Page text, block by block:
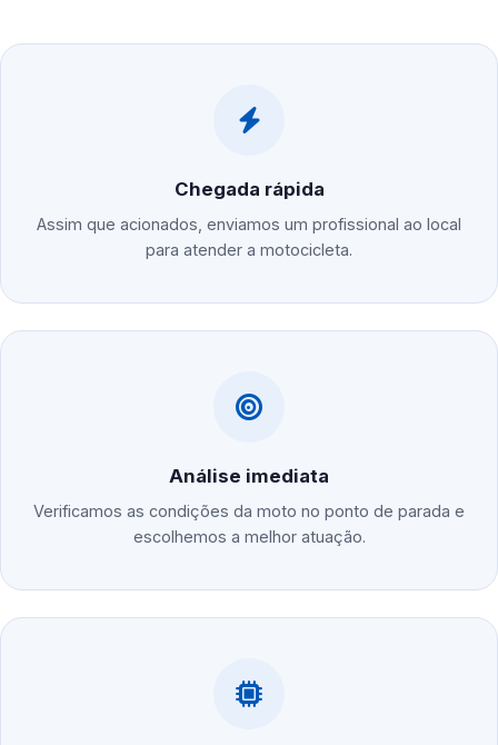
Chegada rápida
Assim que acionados, enviamos um profissional ao local
para atender a motocicleta.
Análise imediata
Verificamos as condições da moto no ponto de parada e
escolhemos a melhor atuação.